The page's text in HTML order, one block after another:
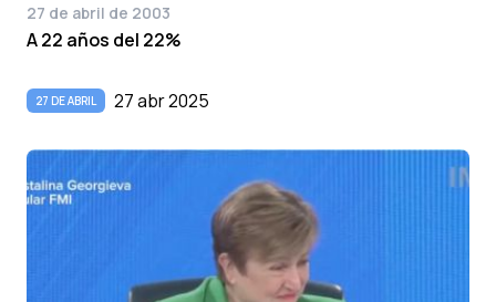
27 de abril de 2003
A 22 años del 22%
27 DE ABRIL 27 abr 2025